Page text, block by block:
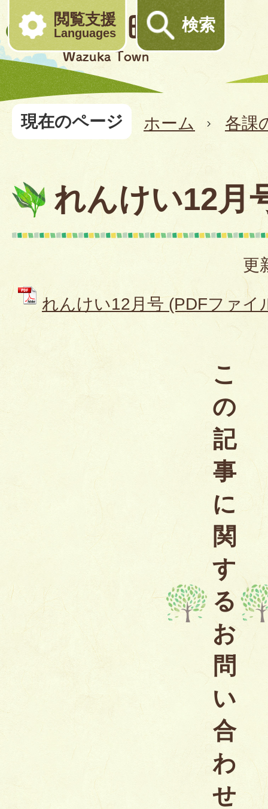
閲覧支援
Languages 検索
現在のページ ホーム 各課
れんけい12月
更
れんけい12月号 (PDFファイ
こ
の
記
事
に
関
す
る
お
問
い
合
わ
せ